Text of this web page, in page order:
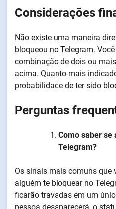
Considerações
Não existe uma maneira
bloqueou no Telegram.
combinação de dois ou
acima. Quanto mais
probabilidade de ter sido
Perguntas
Como saber se
Telegram?
Os sinais mais comuns que
alguém te bloquear no
ficarão travadas em um
pessoa desaparecerá, o